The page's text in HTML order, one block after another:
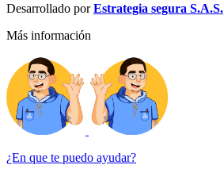
Desarrollado porEstrategia segura S.A.S.
Más información
¿En que te puedo ayudar?